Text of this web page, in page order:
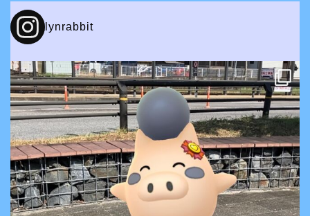
lynrabbit